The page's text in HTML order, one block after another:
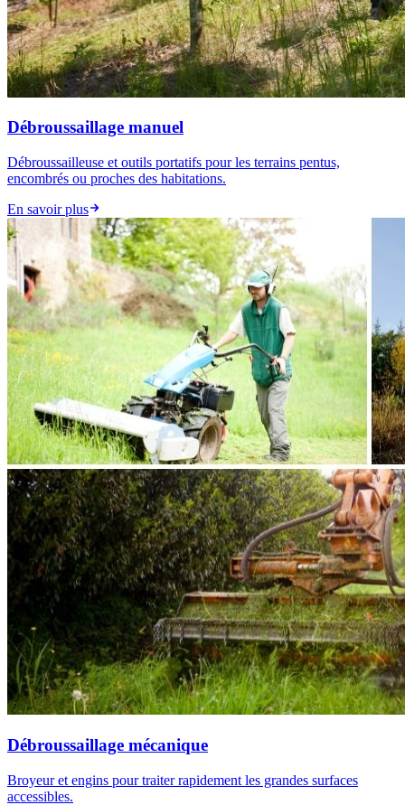
Débroussaillage manuel
Débroussailleuse et outils portatifs pour les terrains pentus,
encombrés ou proches des habitations.
En savoir plus
Débroussaillage mécanique
Broyeur et engins pour traiter rapidement les grandes surfaces
accessibles.